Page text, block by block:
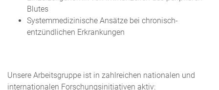
Blutes
Systemmedizinische Ansätze bei chronisch-
entzündlichen Erkrankungen
Unsere Arbeitsgruppe ist in zahlreichen nationalen und
internationalen Forschungsinitiativen aktiv: